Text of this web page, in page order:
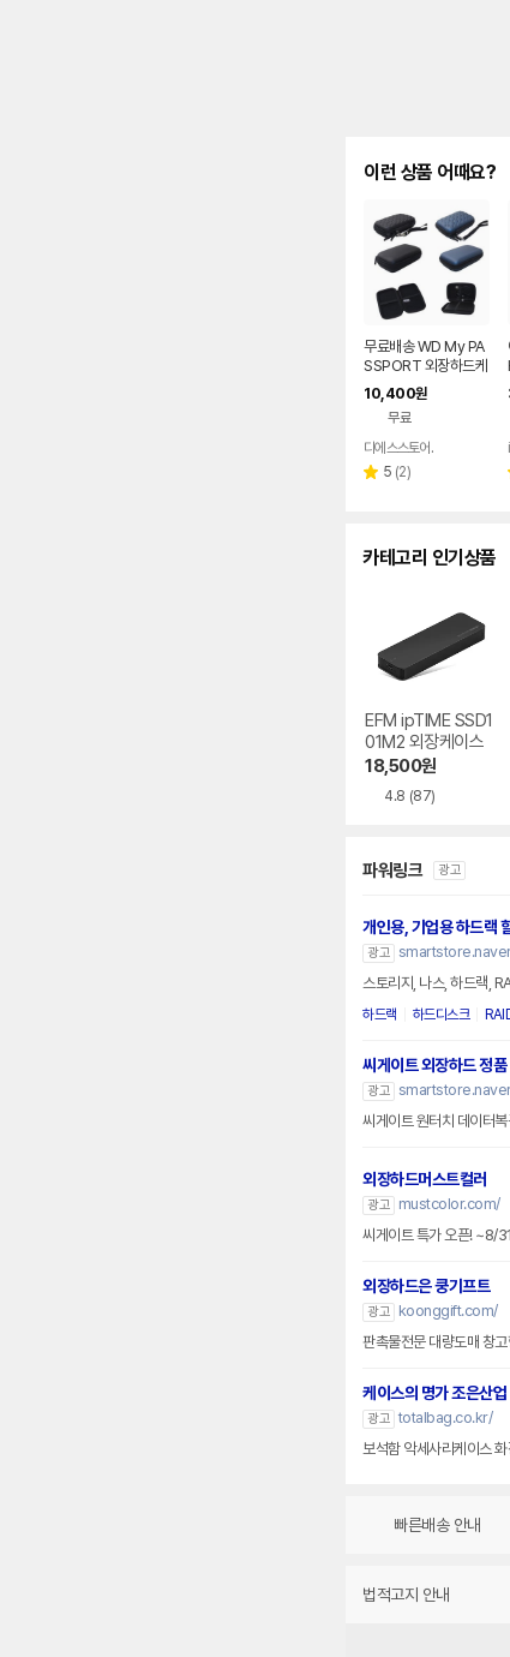
이런 상품 어때요?
무료배송 WD My PA
SSPORT 외장하드케
이스 파우치 마이 패스
포트
10,400원
무료
디에스스토어.
별 5 리
(2)
카테고리 인기상품
EFM ipTIME SSD1
01M2 외장케이스
18,500원
4.8 (87)
파워링크 광고
개인용, 기업용 하드랙
광고
스토리지, 나스, 하드랙,
하드랙 하드디스크
씨게이트 외장하드 정품
광고
씨게이트 원터치 데이터
외장하드머스트컬러
광고
mustcolor.com/
씨게이트 특가 오픈! ~8/
외장하드은 쿵기프트
광고
koonggift.com/
케이스의 명가 조은산업
광고 totalbag.co.kr/
보석함 악세사리케이스
빠른배송 안내
법적고지 안내